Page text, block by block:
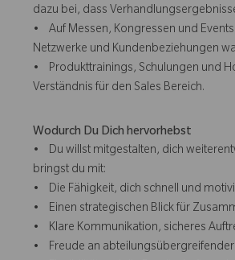
dazu bei, dass
• Auf Messen, Kongressen und
Netzwerke und Kundenbeziehungen
• Produkttrainings, Schulungen und
Verständnis für den Sales Bereich.
Wodurch Du Dich hervorhebst
• Du willst mitgestalten, dich
bringst du mit:
• Die Fähigkeit, dich schnell und
• Einen strategischen Blick für
• Klare Kommunikation, sicheres
• Freude an